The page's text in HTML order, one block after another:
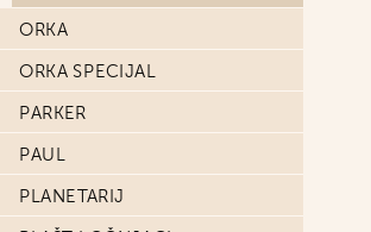
ORKA
ORKA SPECIJAL
PARKER
PAUL
PLANETARIJ